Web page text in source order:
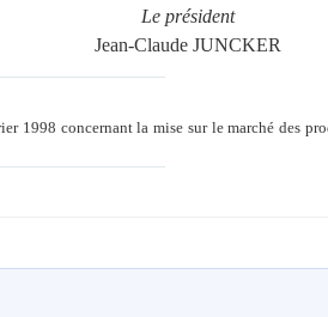
Le président
Jean-Claude JUNCKER
1998 concernant la mise sur le marché des